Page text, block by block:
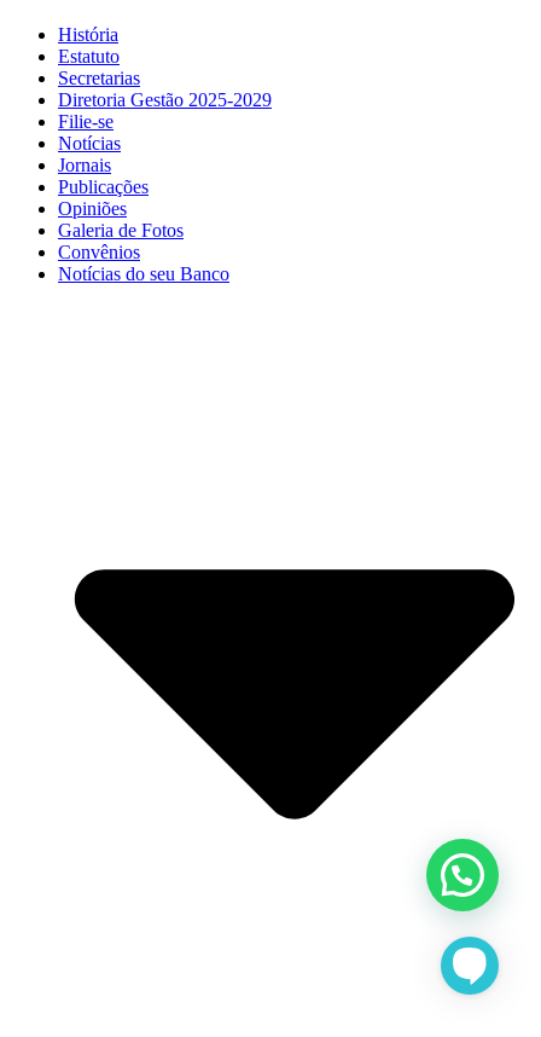
História
Estatuto
Secretarias
Diretoria Gestão 2025-2029
Filie-se
Notícias
Jornais
Publicações
Opiniões
Galeria de Fotos
Convênios
Notícias do seu Banco